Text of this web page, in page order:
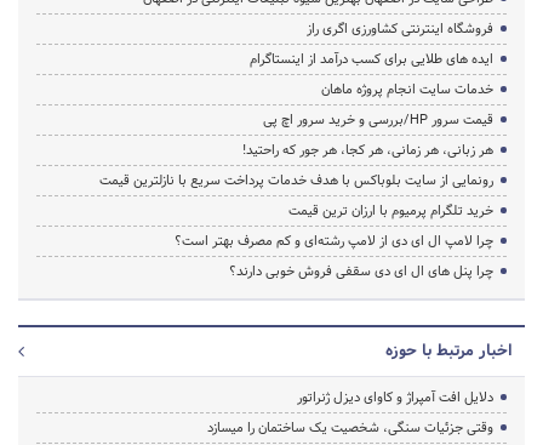
فروشگاه اینترنتی کشاورزی اگری راز
ایده های طلایی برای کسب درآمد از اینستاگرام
خدمات سایت انجام پروژه ماهان
قیمت سرور HP/بررسی و خرید سرور اچ پی
هر زبانی، هر زمانی، هر کجا، هر جور که راحتید!
رونمایی از سایت بلوباکس با هدف خدمات پرداخت سریع با نازلترین قیمت
خرید تلگرام پرمیوم با ارزان ترین قیمت
چرا لامپ ال ای دی از لامپ رشته‌ای و کم مصرف بهتر است؟
چرا پنل های ال ای دی سقفی فروش خوبی دارند؟
اخبار مرتبط با حوزه
دلایل افت آمپراژ و کاوای دیزل ژنراتور
وقتی جزئیات سنگی، شخصیت یک ساختمان را میسازد